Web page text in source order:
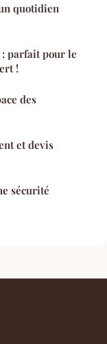
quotidien
parfait pour le
!
des
et devis
sécurité